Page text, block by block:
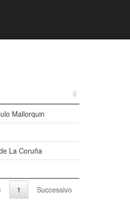
Mallorquin
La Coruña
1 Successivo